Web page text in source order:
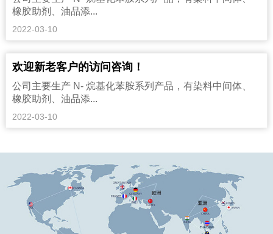
橡胶助剂、油品添...
2022-03-10
欢迎新老客户的访问咨询！
公司主要生产 N- 烷基化苯胺系列产品，有染料中间体、
橡胶助剂、油品添...
2022-03-10